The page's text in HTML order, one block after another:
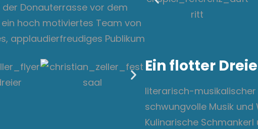
Donauterrasse vor dem
hoch motiviertes Team von
applaudierfreudiges Publikum
Ein flotter
literarisch-
schwungvolle Musik
Kulinarische